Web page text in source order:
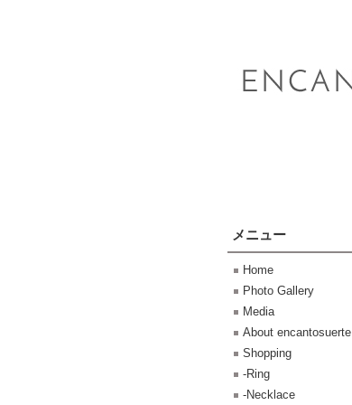
メニュー
Home
Photo Gallery
Media
About encantosuerte
Shopping
-Ring
-Necklace